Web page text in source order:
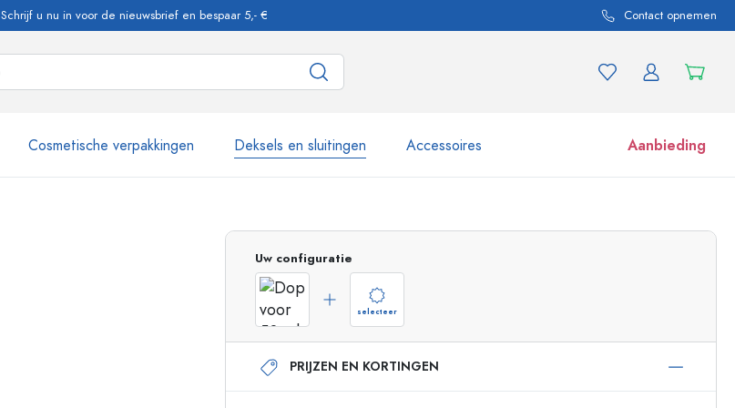
Schrijf u nu in voor de nieuwsbrief en bespaar 5,- € Contact opnemen
Cosmetische verpakkingen Deksels en sluitingen Accessoires Aanbieding
Glazen flessen 750 ml
Glazen flessen 1000 ml
Potten e potjes
Uw configuratie
selecteer
PRIJZEN EN KORTINGEN